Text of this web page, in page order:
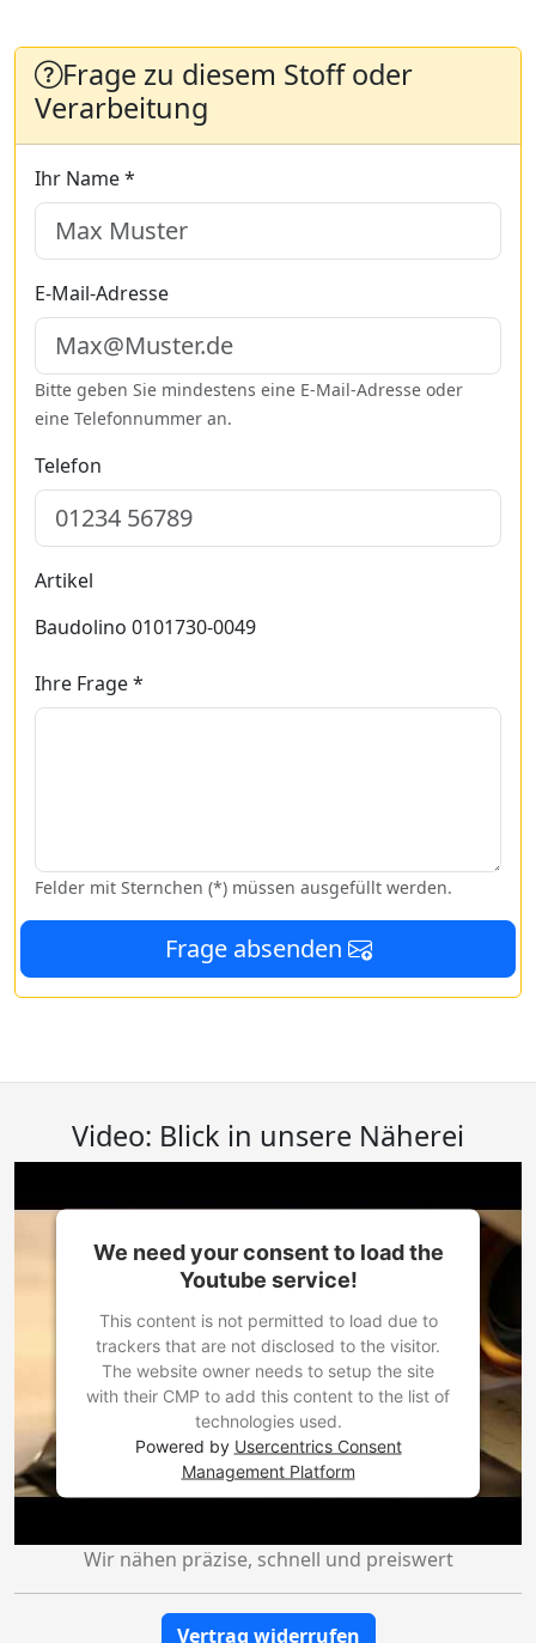
Frage zu diesem Stoff oder
Verarbeitung
Ihr Name *
E-Mail-Adresse
Bitte geben Sie mindestens eine E-Mail-Adresse oder
eine Telefonnummer an.
Telefon
Artikel
Baudolino 0101730-0049
Ihre Frage *
Felder mit Sternchen (*) müssen ausgefüllt werden.
Frage absenden
Video: Blick in unsere Näherei
We need your consent to load the
Youtube service!
This content is not permitted to load due to
trackers that are not disclosed to the visitor.
The website owner needs to setup the site
with their CMP to add this content to the list of
technologies used.
Powered by Usercentrics Consent
Management Platform
Wir nähen präzise, schnell und preiswert
Vertrag widerrufen